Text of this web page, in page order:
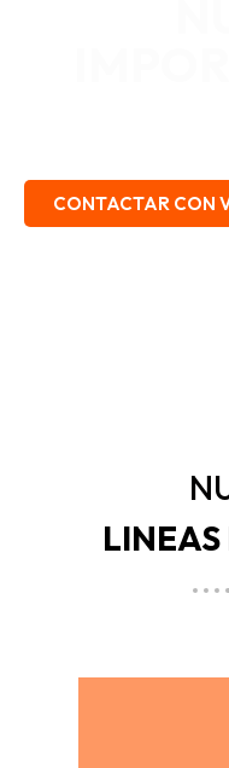
CONTACTAR CON